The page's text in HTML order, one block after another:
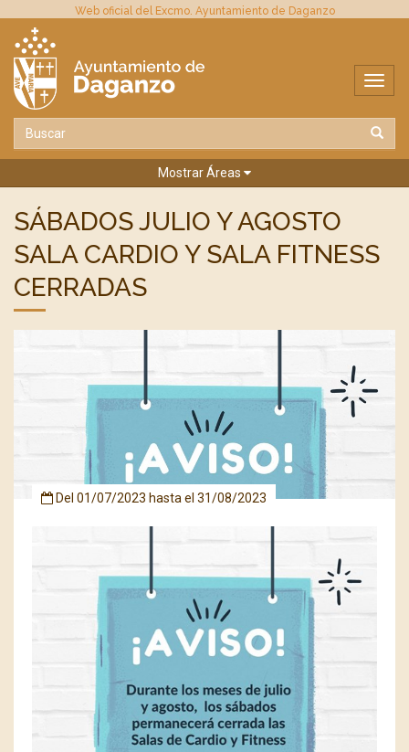
Web oficial del Excmo. Ayuntamiento de Daganzo
Mostrar Áreas
SÁBADOS JULIO Y AGOSTO
SALA CARDIO Y SALA FITNESS
CERRADAS
Del 01/07/2023 hasta el 31/08/2023